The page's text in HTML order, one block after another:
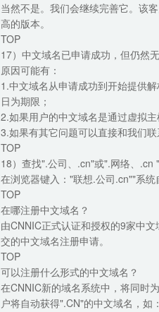
当然不是。我们会继续完善它。该
高的版本。
TOP
17）中文域名已申请成功，但仍然
原因可能有：
1.中文域名从申请成功到开始提供
日为期限；
2.如果用户的中文域名是通过虚拟
3.如果有其它问题可以直接和我们
TOP
18）查找".公司、.cn"或".网络、.cn
在浏览器键入："联想.公司.cn""系
TOP
在哪注册中文域名？
由CNNIC正式认证和授权的9家中
交的中文域名注册申请。
TOP
可以注册什么形式的中文域名？
在CNNIC新的域名系统中，将同时
户将自动获得".CN"的中文域名，